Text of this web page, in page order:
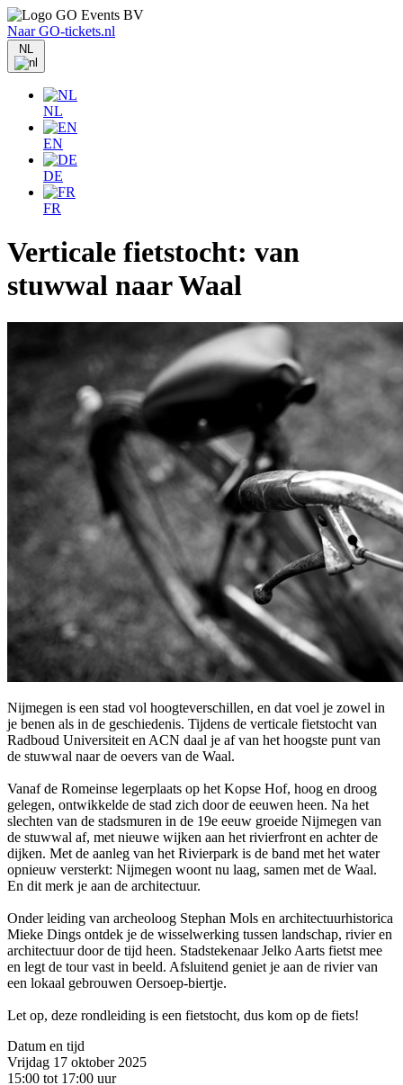
Naar GO-tickets.nl
NL
NL
EN
DE
FR
Verticale fietstocht: van
stuwwal naar Waal
Nijmegen is een stad vol hoogteverschillen, en dat voel je zowel in
je benen als in de geschiedenis. Tijdens de verticale fietstocht van
Radboud Universiteit en ACN daal je af van het hoogste punt van
de stuwwal naar de oevers van de Waal.
Vanaf de Romeinse legerplaats op het Kopse Hof, hoog en droog
gelegen, ontwikkelde de stad zich door de eeuwen heen. Na het
slechten van de stadsmuren in de 19e eeuw groeide Nijmegen van
de stuwwal af, met nieuwe wijken aan het rivierfront en achter de
dijken. Met de aanleg van het Rivierpark is de band met het water
opnieuw versterkt: Nijmegen woont nu laag, samen met de Waal.
En dit merk je aan de architectuur.
Onder leiding van archeoloog Stephan Mols en architectuurhistorica
Mieke Dings ontdek je de wisselwerking tussen landschap, rivier en
architectuur door de tijd heen. Stadstekenaar Jelko Aarts fietst mee
en legt de tour vast in beeld. Afsluitend geniet je aan de rivier van
een lokaal gebrouwen Oersoep-biertje.
Let op, deze rondleiding is een fietstocht, dus kom op de fiets!
Datum en tijd
Vrijdag 17 oktober 2025
15:00 tot 17:00 uur